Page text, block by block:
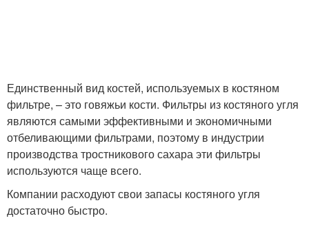
Единственный вид костей, используемых в костяном
фильтре, – это говяжьи кости. Фильтры из костяного угля
являются самыми эффективными и экономичными
отбеливающими фильтрами, поэтому в индустрии
производства тростникового сахара эти фильтры
используются чаще всего.
Компании расходуют свои запасы костяного угля
достаточно быстро.